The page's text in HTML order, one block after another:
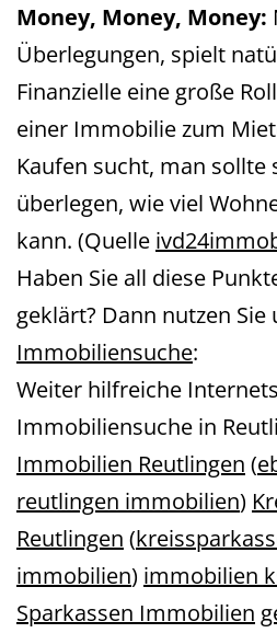
Money, Money, Money:
Überlegungen, spielt
Finanzielle eine große
einer Immobilie zum
Kaufen sucht, man sollte
überlegen, wie viel
kann. (Quelle
Haben Sie all diese
geklärt? Dann nutzen Sie
Immobiliensuche:
Weiter hilfreiche
Immobiliensuche in
Immobilien Reutlingen (
reutlingen immobilien)
Reutlingen (
immobilien) immobilien
Sparkassen Immobilien